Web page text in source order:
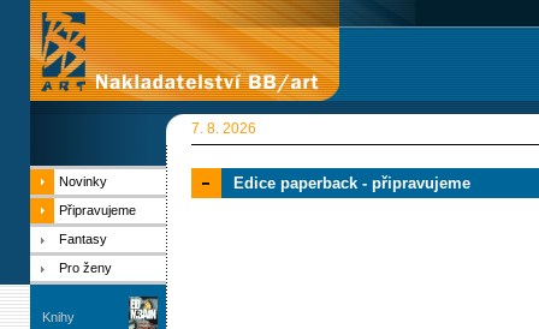
7. 8. 2026
Novinky
Připravujeme
Fantasy
Pro ženy
Knihy
Edice paperback - připravujeme